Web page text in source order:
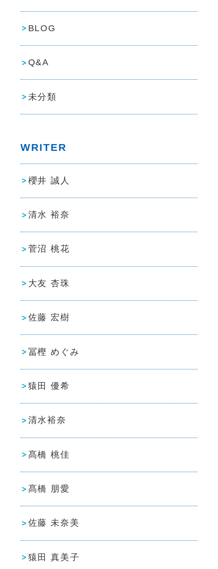
BLOG
Q&A
未分類
WRITER
櫻井 誠人
清水 裕奈
菅沼 桃花
大友 杏珠
佐藤 宏樹
冨樫 めぐみ
猿田 優希
清水裕奈
髙橋 桃佳
髙橋 朋愛
佐藤 未奈美
猿田 真美子